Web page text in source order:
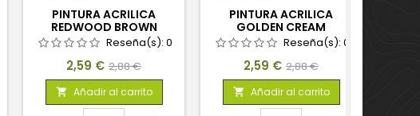
PINTURA ACRILICA
REDWOOD BROWN
Reseña(s): 0
Precio
2,59 € Precio
base
2,88 €
 Añadir al carrito
PINTURA ACRILICA
GOLDEN CREAM
Reseña(s): 0
Precio
2,59 € Precio
base
2,88 €
 Añadir al carrito